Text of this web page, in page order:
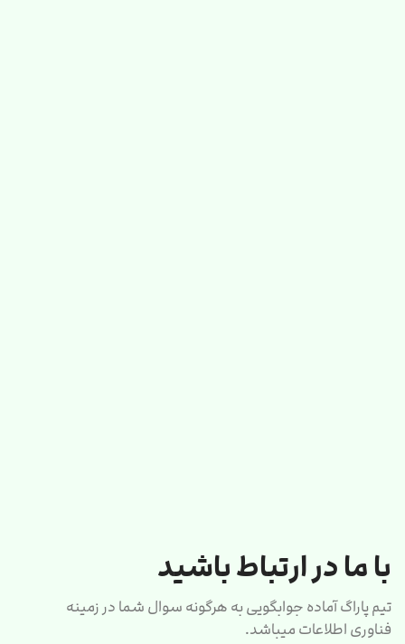
با ما در ارتباط باشید
تیم پاراگ آماده جوابگویی به هرگونه سوال شما در زمینه
فناوری اطلاعات میباشد.